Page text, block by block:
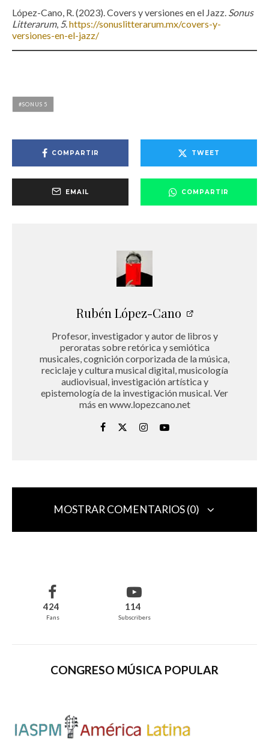
López-Cano, R. (2023). Covers y versiones en el Jazz. Sonus
Litterarum, 5.https://sonuslitterarum.mx/covers-y-
versiones-en-el-jazz/
SONUS 5
COMPARTIR TWEET
EMAIL COMPARTIR
Rubén López-Cano
Profesor, investigador y autor de libros y
peroratas sobre retórica y semiótica
musicales, cognición corporizada de la música,
reciclaje y cultura musical digital, musicología
audiovisual, investigación artística y
epistemología de la investigación musical. Ver
más en www.lopezcano.net
MOSTRAR COMENTARIOS (0)
Tu dirección de correo electrónico no será publicada.
obligatorios están marcados con
424
Fans
114
Subscribers
CONGRESO MÚSICA POPULAR